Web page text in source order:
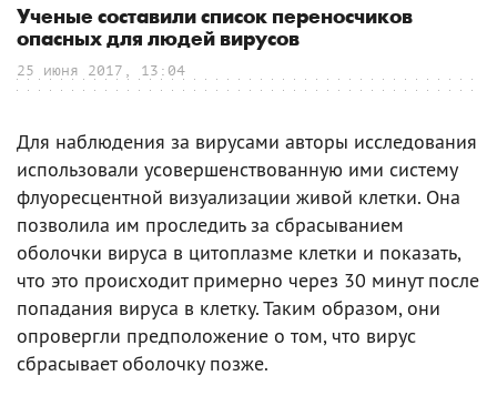
Ученые составили список переносчиков
опасных для людей вирусов
25 июня 2017, 13:04
Для наблюдения за вирусами авторы исследования
использовали усовершенствованную ими систему
флуоресцентной визуализации живой клетки. Она
позволила им проследить за сбрасыванием
оболочки вируса в цитоплазме клетки и показать,
что это происходит примерно через 30 минут после
попадания вируса в клетку. Таким образом, они
опровергли предположение о том, что вирус
сбрасывает оболочку позже.